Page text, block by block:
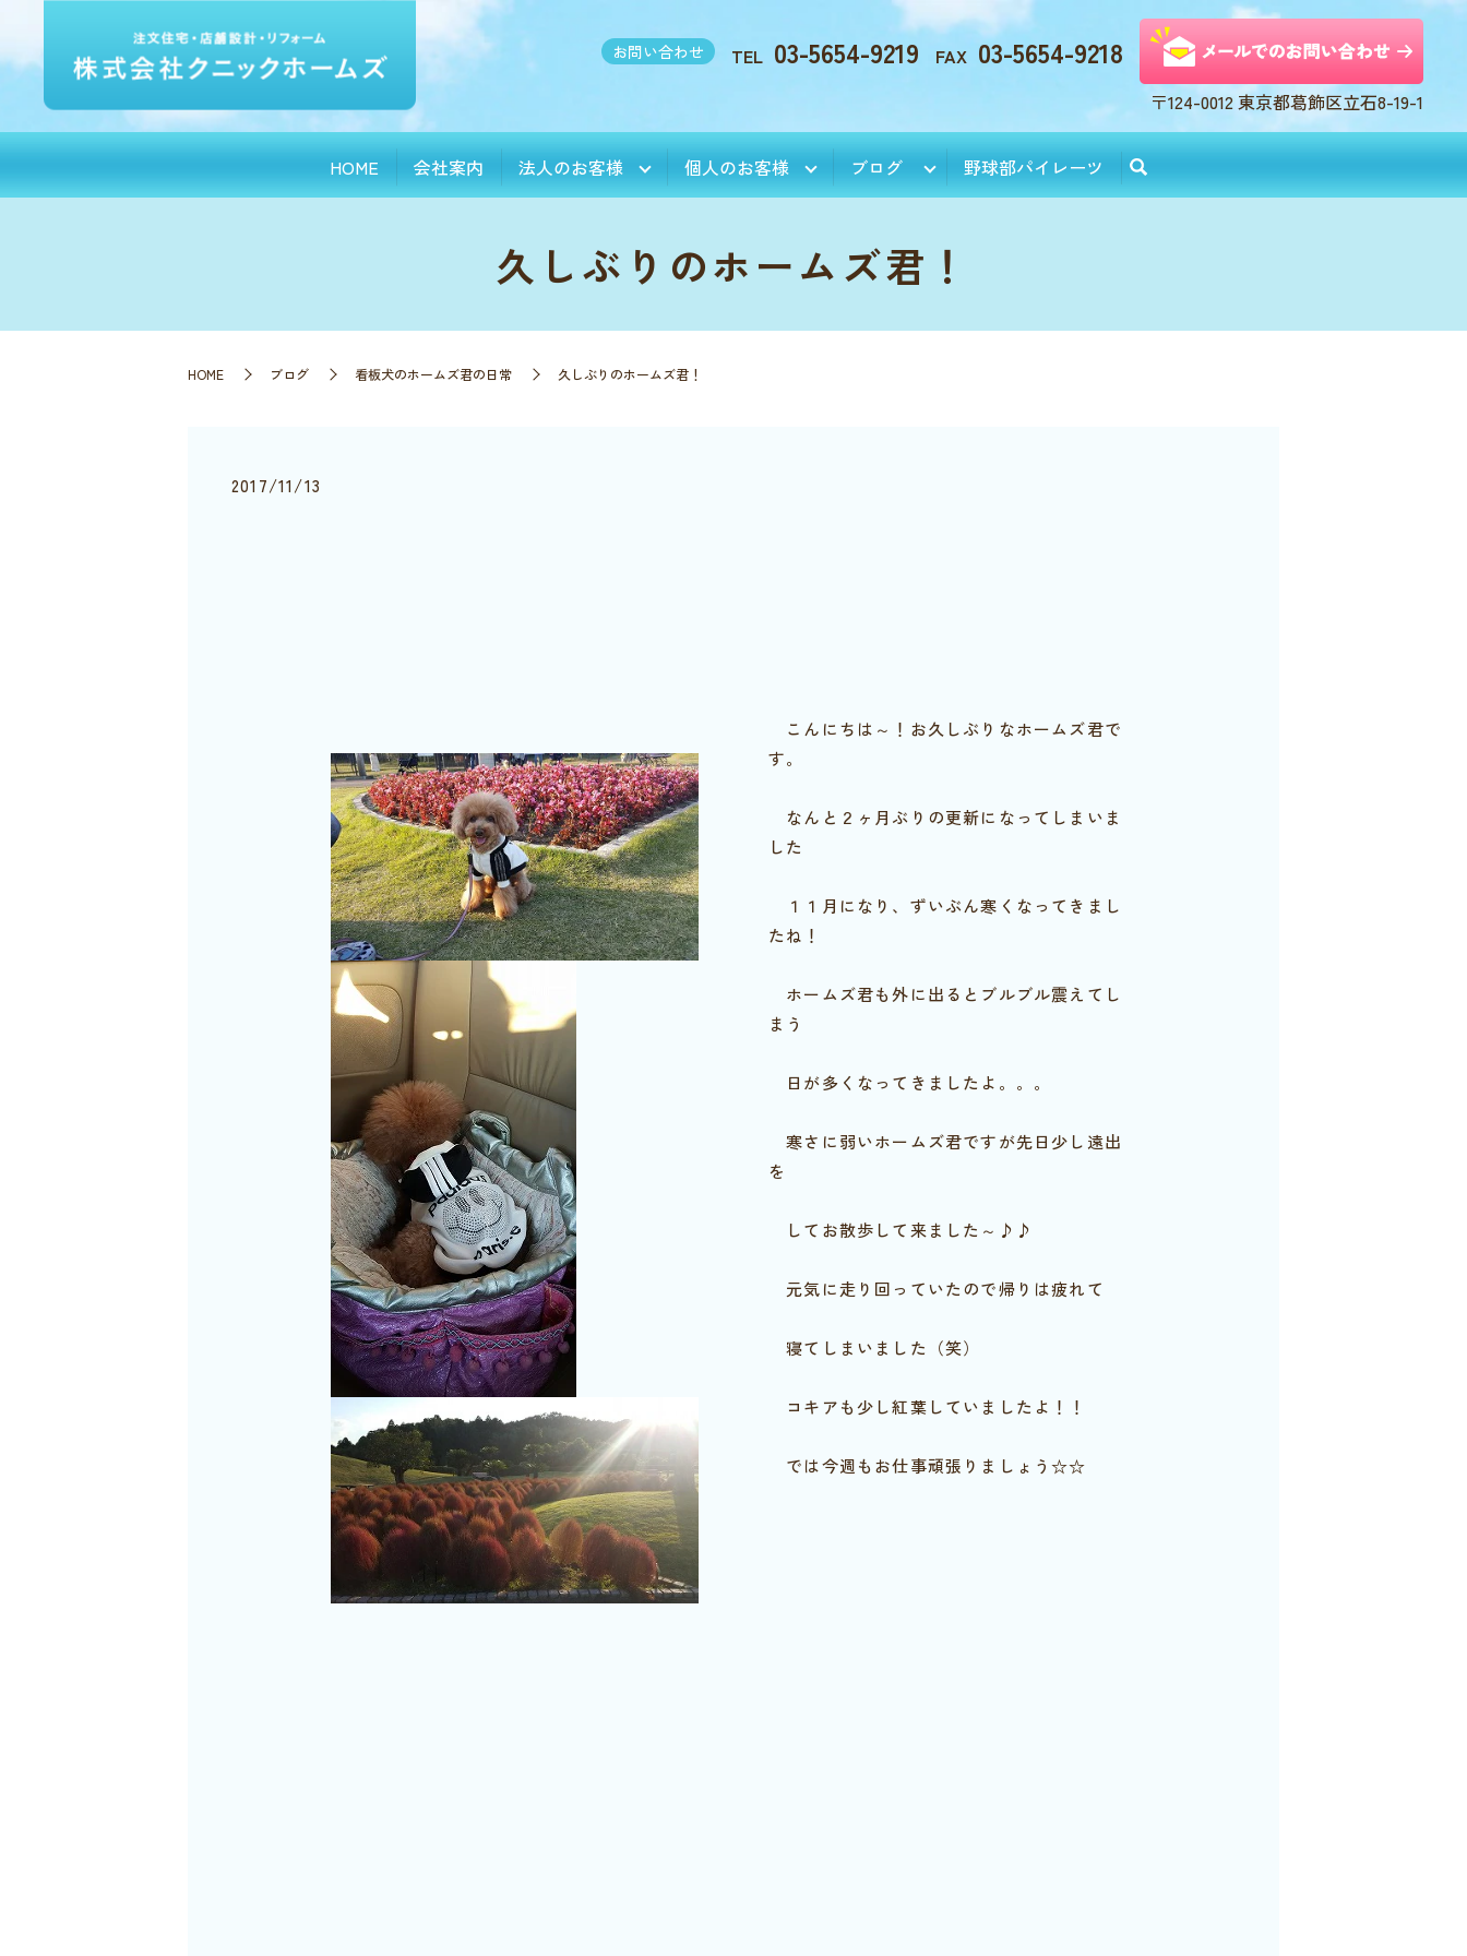
お問い合わせ TEL 03-5654-9219 FAX 03-5654-9218
〒124-0012 東京都葛飾区立石8-19-1
HOME 会社案内 法人のお客様 個人のお客様 ブログ 野球部パイレーツ
久しぶりのホームズ君！
HOME ブログ 看板犬のホームズ君の日常 久しぶりのホームズ君！
2017/11/13
こんにちは～！お久しぶりなホームズ君で
す。
なんと２ヶ月ぶりの更新になってしまいま
した
１１月になり、ずいぶん寒くなってきまし
たね！
ホームズ君も外に出るとブルブル震えてし
まう
日が多くなってきましたよ。。。
寒さに弱いホームズ君ですが先日少し遠出
を
してお散歩して来ました～♪♪
元気に走り回っていたので帰りは疲れて
寝てしまいました（笑）
コキアも少し紅葉していましたよ！！
では今週もお仕事頑張りましょう☆☆